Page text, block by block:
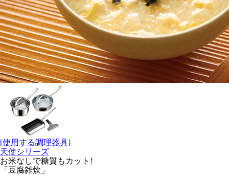
[使用する調理器具]
天使シリーズ
お米なしで糖質もカット!
「豆腐雑炊」